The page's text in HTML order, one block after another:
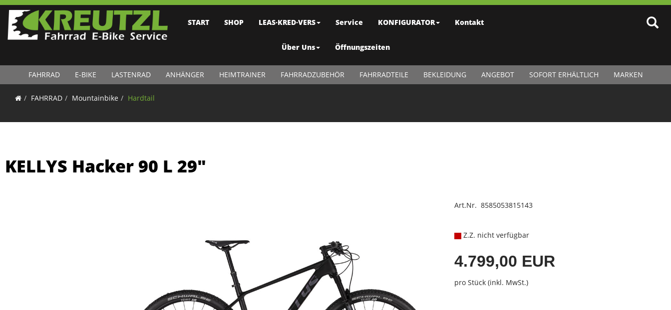
START SHOP LEAS·KRED·VERS Service KONFIGURATOR Kontakt
Über Uns Öffnungszeiten
FAHRRAD E-BIKE LASTENRAD ANHÄNGER HEIMTRAINER FAHRRADZUBEHÖR FAHRRADTEILE BEKLEIDUNG ANGEBOT SOFORT ERHÄLTLICH MARKEN
FAHRRAD Mountainbike Hardtail
KELLYS Hacker 90 L 29"
Art.Nr. 8585053815143
Z.Z. nicht verfügbar
4.799,00 EUR
pro Stück (inkl. MwSt.)